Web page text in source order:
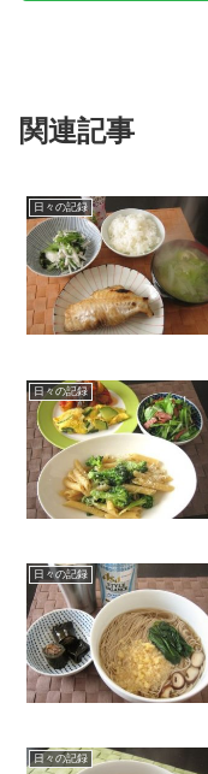
関連記事
日々の記録
日々の記録
日々の記録
日々の記録